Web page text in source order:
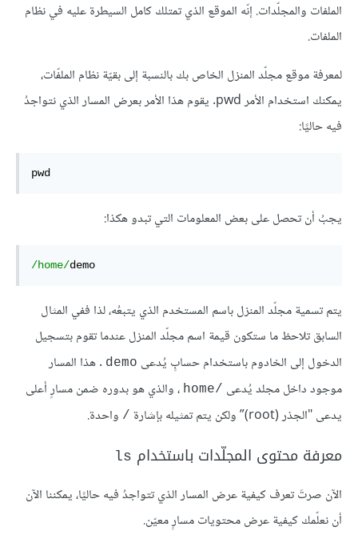
الملفات والمجلّدات. إنّه الموقع الذي تمتلك كامل السيطرة عليه في نظام
الملفات.
لمعرفة موقع مجلّد المنزل الخاص بك بالنسبة إلى بقيّة نظام الملفّات،
يمكنك استخدام الأمر pwd. يقوم هذا الأمر بعرض المسار الذي نتواجدُ
فيه حاليًا:
pwd
يجبُ أن تحصل على بعض المعلومات التي تبدو هكذا:
/home/demo
يتم تسمية مجلّد المنزل باسم المستخدم الذي يتبعُه، لذا ففي المثال
السابق تلاحظ ما ستكون قيمة اسم مجلّد المنزل عندما تقوم بتسجيل
الدخول إلى الخادوم باستخدام حسابٍ يُدعى demo . هذا المسار
موجود داخل مجلد يُدعى /home
، والذي هو بدوره ضمن مسارٍ أعلى
يدعى "الجذر (root)” ولكن يتم تمثيله بإشارة
/ واحدة.
معرفة محتوى المجلّدات باستخدام ls
الآن صرتَ تعرف كيفية عرض المسار الذي تتواجدُ فيه حاليًا، يمكننا الآن
أن نعلّمك كيفية عرض محتويات مسارٍ معيّن.